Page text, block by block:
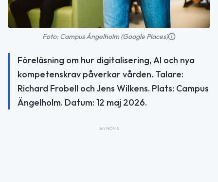
Foto: Campus Ängelholm (Google Places)
Föreläsning om hur digitalisering, AI och nya
kompetenskrav påverkar vården. Talare:
Richard Frobell och Jens Wilkens. Plats: Campus
Ängelholm. Datum: 12 maj 2026.
ANNONS